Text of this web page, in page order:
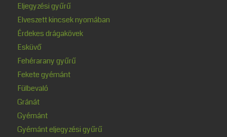
Eljegyzési gyűrű
Elveszett kincsek nyomában
Érdekes drágakövek
Esküvő
Fehérarany gyűrű
Fekete gyémánt
Fülbevaló
Gránát
Gyémánt
Gyémánt eljegyzési gyűrű